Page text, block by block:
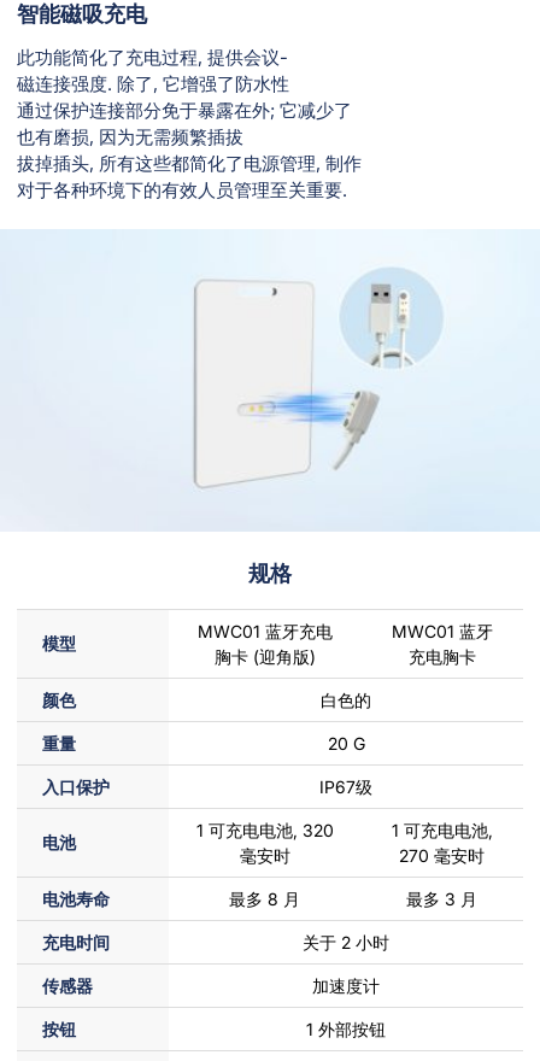
智能磁吸充电
此功能简化了充电过程, 提供会议-
磁连接强度. 除了, 它增强了防水性
通过保护连接部分免于暴露在外; 它减少了
也有磨损, 因为无需频繁插拔
拔掉插头, 所有这些都简化了电源管理, 制作
对于各种环境下的有效人员管理至关重要.
规格
模型
MWC01 蓝牙充电
胸卡 (迎角版)
MWC01 蓝牙
充电胸卡
颜色 白色的
重量 20 G
入口保护 IP67级
电池
1 可充电电池, 320
毫安时
1 可充电电池,
270 毫安时
电池寿命 最多 8 月 最多 3 月
充电时间 关于 2 小时
传感器 加速度计
按钮 1 外部按钮